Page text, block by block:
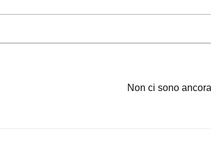
Non ci sono